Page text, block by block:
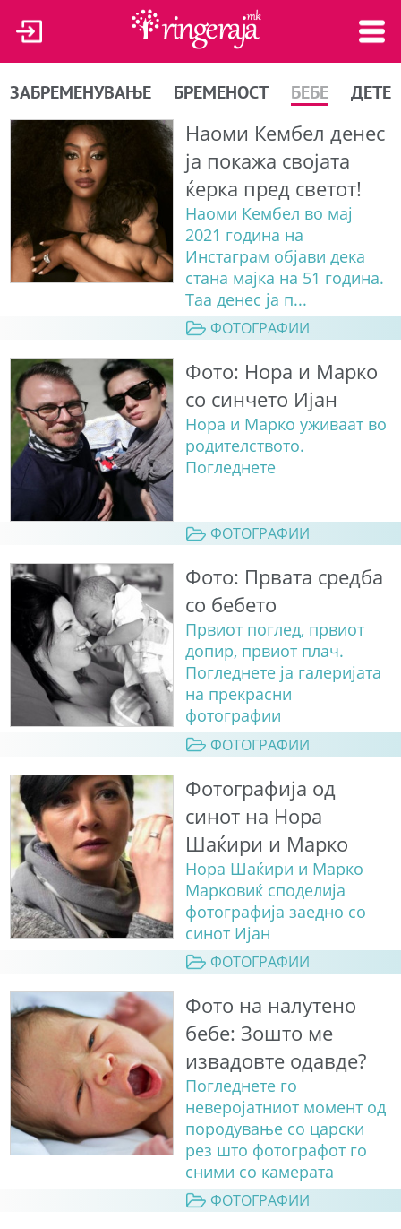
ЗАБРЕМЕНУВАЊЕ БРЕМЕНОСТ БЕБЕ ДЕТЕ
Наоми Кембел денес
ја покажа својата
ќерка пред светот!
Наоми Кембел во мај
2021 година на
Инстаграм објави дека
стана мајка на 51 година.
Таа денес ја п...
ФОТОГРАФИИ
Фото: Нора и Марко
со синчето Ијан
Нора и Марко уживаат во
родителството.
Погледнете
ФОТОГРАФИИ
Фото: Првата средба
со бебето
Првиот поглед, првиот
допир, првиот плач.
Погледнете ја галеријата
на прекрасни
фотографии
ФОТОГРАФИИ
Фотографија од
синот на Нора
Шаќири и Марко
Нора Шаќири и Марко
Марковиќ споделија
фотографија заедно со
синот Ијан
ФОТОГРАФИИ
Фото на налутено
бебе: Зошто ме
извадовте одавде?
Погледнете го
неверојатниот момент од
породување со царски
рез што фотографот го
сними со камерата
ФОТОГРАФИИ